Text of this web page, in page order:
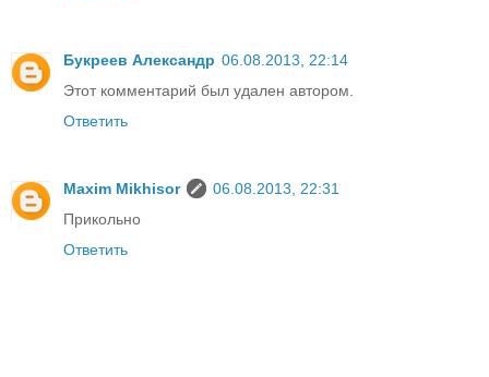
Букреев Александр 06.08.2013, 22:14
Этот комментарий был удален автором.
Ответить
Maxim Mikhisor
06.08.2013, 22:31
Прикольно
Ответить